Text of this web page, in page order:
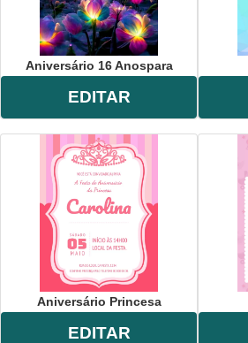
Aniversário 16 Anospara
EDITAR
Aniversário Princesa
EDITAR